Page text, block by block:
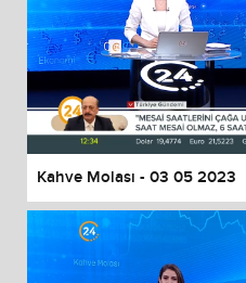
Kahve Molası - 03 05 2023